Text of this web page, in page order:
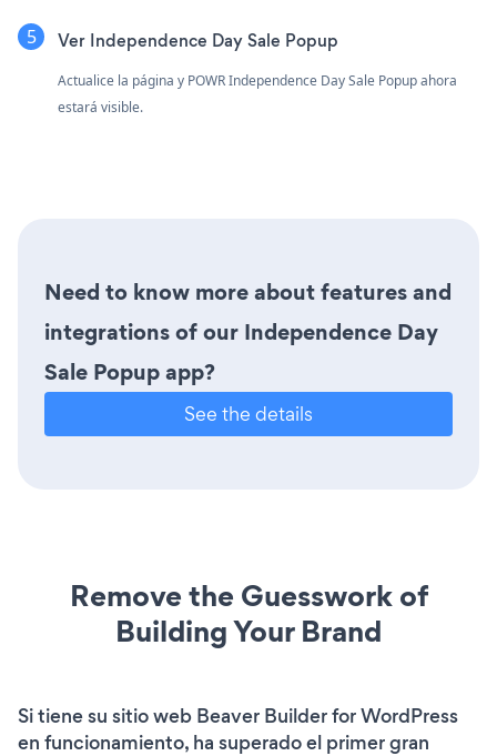
Ver Independence Day Sale Popup
Actualice la página y POWR Independence Day Sale Popup ahora
estará visible.
Need to know more about features and
integrations of our Independence Day
Sale Popup app?
See the details
Remove the Guesswork of
Building Your Brand
Si tiene su sitio web Beaver Builder for WordPress
en funcionamiento, ha superado el primer gran